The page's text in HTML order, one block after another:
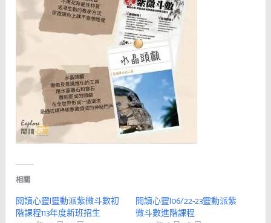
相關
閱讀心靈|靈動派紫微斗數初
階課程113年度新班招生
閱讀心靈|06/22-23靈動派紫
微斗數進階課程